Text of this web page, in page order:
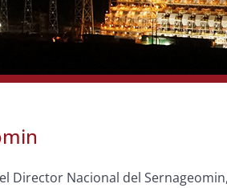
Director Nacional del